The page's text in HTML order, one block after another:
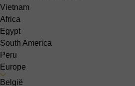
Vietnam
Africa
Egypt
South America
Peru
Europe
België